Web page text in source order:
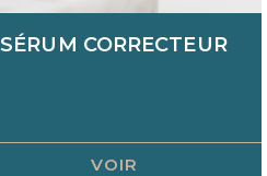
SÉRUM CORRECTEUR
VOIR